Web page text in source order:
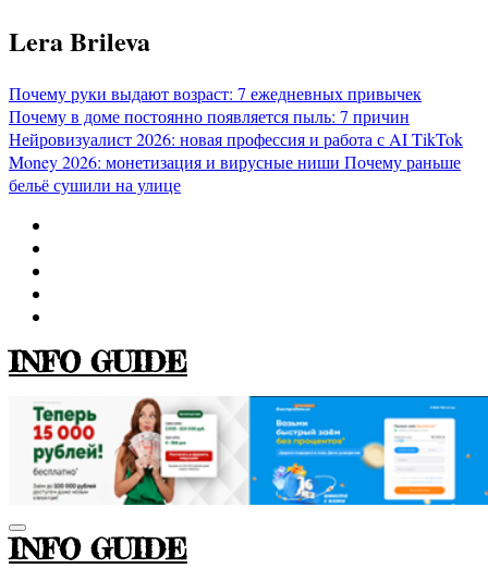
Перейти
к
Lera Brileva
Почему руки выдают возраст: 7 ежедневных привычек
Почему в доме постоянно появляется пыль: 7 причин
Нейровизуалист 2026: новая профессия и работа с AITikTok
Money 2026: монетизация и вирусные ниши Почему раньше
бельё сушили на улице
INFO GUIDE
INFO GUIDE